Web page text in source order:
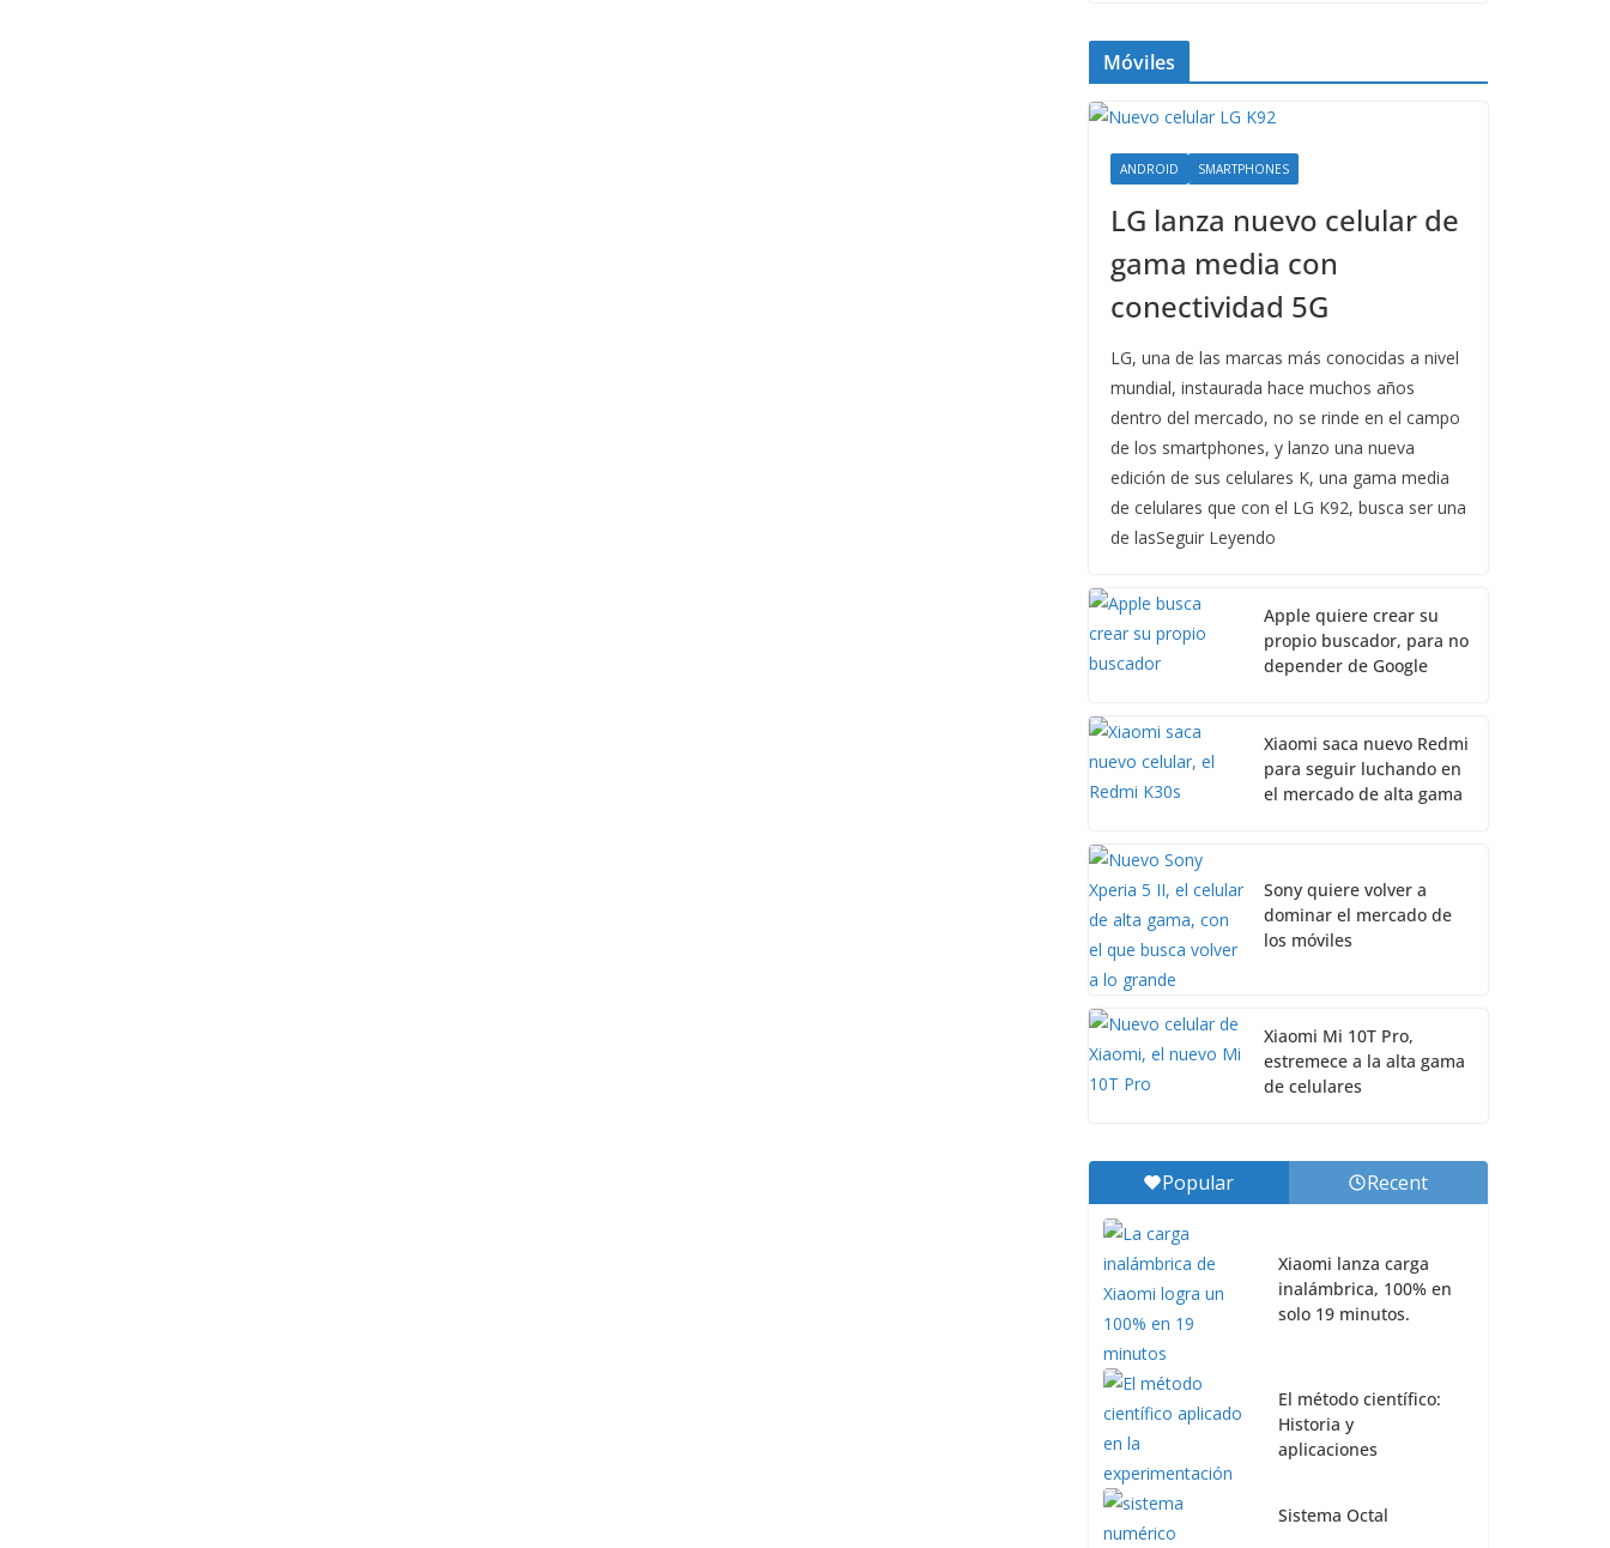
Móviles
ANDROID SMARTPHONES
LG lanza nuevo celular de
gama media con
conectividad 5G
LG, una de las marcas más conocidas a nivel
mundial, instaurada hace muchos años
dentro del mercado, no se rinde en el campo
de los smartphones, y lanzo una nueva
edición de sus celulares K, una gama media
de celulares que con el LG K92, busca ser una
de lasSeguir Leyendo
Apple quiere crear su
propio buscador, para no
depender de Google
Xiaomi saca nuevo Redmi
para seguir luchando en
el mercado de alta gama
Sony quiere volver a
dominar el mercado de
los móviles
Xiaomi Mi 10T Pro,
estremece a la alta gama
de celulares
Popular Recent
Xiaomi lanza carga
inalámbrica, 100% en
solo 19 minutos.
El método científico:
Historia y
aplicaciones
Sistema Octal